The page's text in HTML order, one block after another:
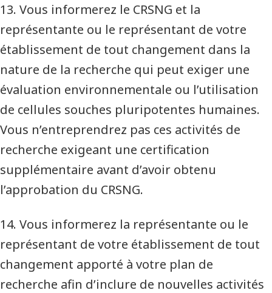
13. Vous informerez le CRSNG et la
représentante ou le représentant de votre
établissement de tout changement dans la
nature de la recherche qui peut exiger une
évaluation environnementale ou l’utilisation
de cellules souches pluripotentes humaines.
Vous n’entreprendrez pas ces activités de
recherche exigeant une certification
supplémentaire avant d’avoir obtenu
l’approbation du CRSNG.
14. Vous informerez la représentante ou le
représentant de votre établissement de tout
changement apporté à votre plan de
recherche afin d’inclure de nouvelles activités